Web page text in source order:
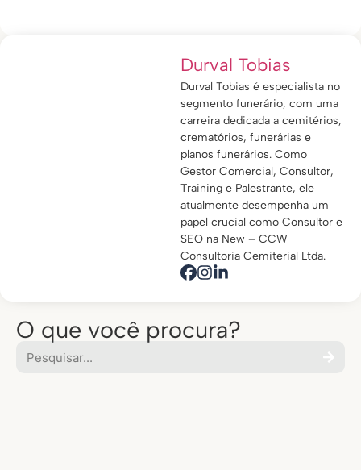
Durval Tobias
Durval Tobias é especialista no
segmento funerário, com uma
carreira dedicada a cemitérios,
crematórios, funerárias e
planos funerários. Como
Gestor Comercial, Consultor,
Training e Palestrante, ele
atualmente desempenha um
papel crucial como Consultor e
SEO na New – CCW
Consultoria Cemiterial Ltda.
O que você procura?